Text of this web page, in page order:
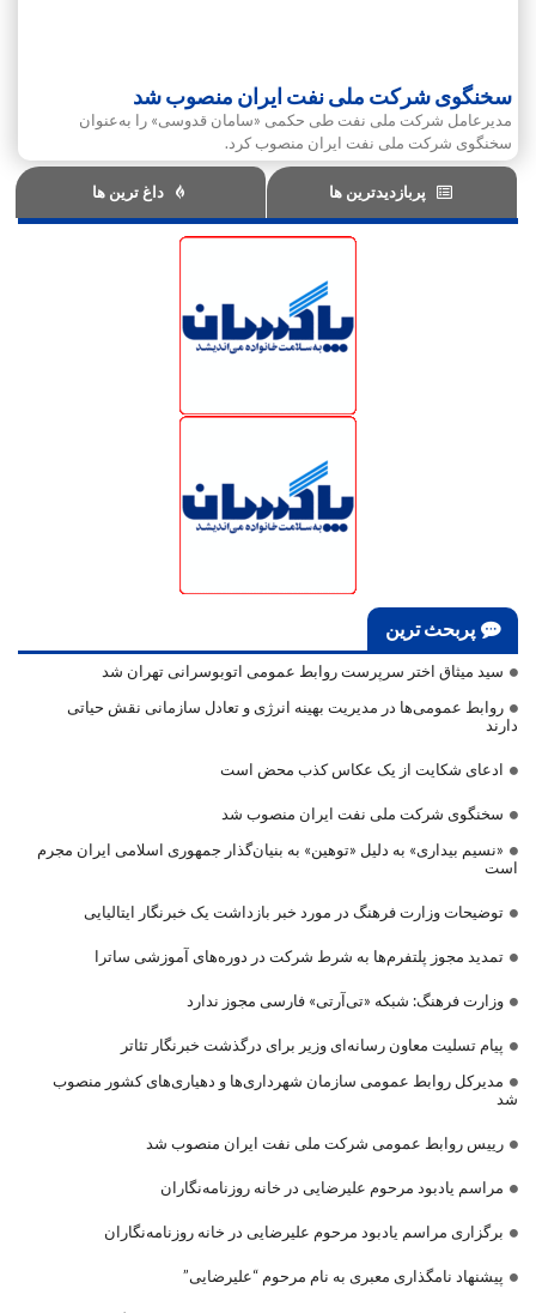
سخنگوی شرکت ملی نفت ایران منصوب شد
مدیرعامل شرکت ملی نفت طی حکمی «سامان قدوسی» را به‌عنوان
سخنگوی شرکت ملی نفت ایران منصوب کرد.
پربازدیدترین ها داغ ترین ها
پربحث ترین
سید میثاق اختر سرپرست روابط عمومی اتوبوسرانی تهران شد
روابط عمومی‌ها در مدیریت بهینه انرژی و تعادل سازمانی نقش حیاتی
دارند
ادعای شکایت از یک عکاس کذب محض است
سخنگوی شرکت ملی نفت ایران منصوب شد
«نسیم بیداری» به دلیل «توهین» به بنیان‌گذار جمهوری اسلامی ایران مجرم
است
توضیحات وزارت فرهنگ در مورد خبر بازداشت یک خبرنگار ایتالیایی
تمدید مجوز پلتفرم‌ها به شرط شرکت در دوره‌های آموزشی ساترا
وزارت فرهنگ: شبکه «تی‌آرتی» فارسی مجوز ندارد
پیام تسلیت معاون رسانه‌ای وزیر برای درگذشت خبرنگار تئاتر
مدیرکل روابط عمومی سازمان شهرداری‌ها و دهیاری‌های کشور منصوب
شد
رییس روابط عمومی شرکت ملی نفت ایران منصوب شد
مراسم یادبود مرحوم علیرضایی در خانه روزنامه‌نگاران
برگزاری مراسم یادبود مرحوم علیرضایی در خانه روزنامه‌نگاران
پیشنهاد نامگذاری معبری به نام مرحوم “علیرضایی”